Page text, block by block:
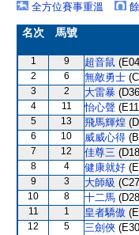
全方位賽事重溫
名次 馬號
1 9 超音鼠
2 6 無敵勇士
3 2 大雷暴
4 11 怡心聲
5 13 飛馬輝煌
6 10 威威心得
7 12 佳尊三
8 4 健康就好
9 3 大師級
10 8 十二馬
11 1 皇者驕傲
12 5 三劍俠